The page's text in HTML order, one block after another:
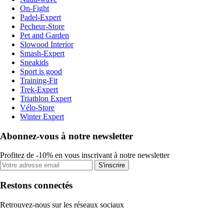
On-Fight
Padel-Expert
Pecheur-Store
Pet and Garden
Slowood Interior
Smash-Expert
Sneakids
Sport is good
Training-Fit
Trek-Expert
Triathlon Expert
Vélo-Store
Winter Expert
Abonnez-vous à notre newsletter
Profitez de -10% en vous inscrivant à notre newsletter
S'inscrire
Restons connectés
Retrouvez-nous sur les réseaux sociaux